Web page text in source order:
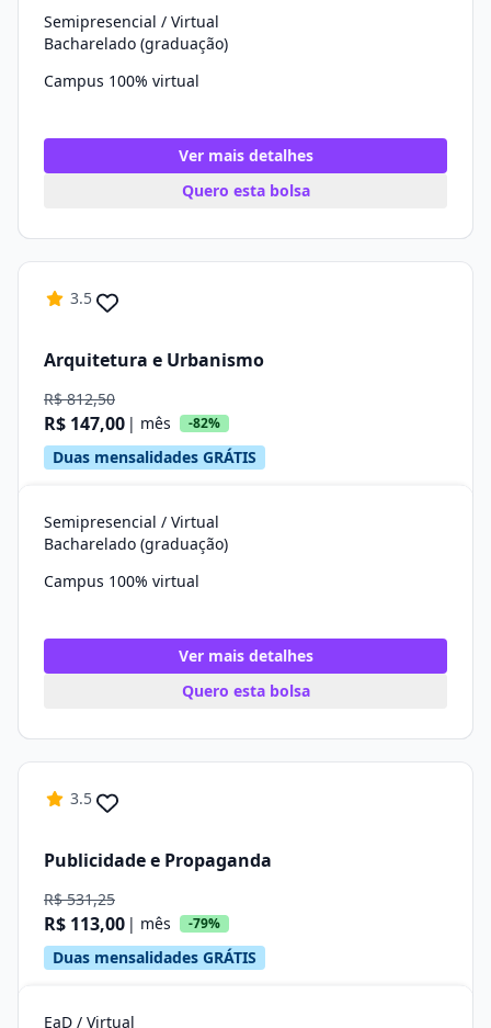
Semipresencial / Virtual
Bacharelado (graduação)
Campus 100% virtual
Ver mais detalhes
Quero esta bolsa
3.5
Arquitetura e Urbanismo
R$ 812,50
R$ 147,00 | mês -82%
Duas mensalidades GRÁTIS
Semipresencial / Virtual
Bacharelado (graduação)
Campus 100% virtual
Ver mais detalhes
Quero esta bolsa
3.5
Publicidade e Propaganda
R$ 531,25
R$ 113,00 | mês -79%
Duas mensalidades GRÁTIS
EaD / Virtual